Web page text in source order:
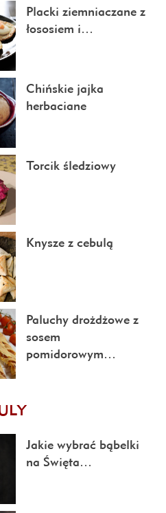
Placki ziemniaczane z
łososiem i…
Chińskie jajka
herbaciane
Torcik śledziowy
Knysze z cebulą
Paluchy drożdżowe z
sosem
pomidorowym…
Jakie wybrać bąbelki
na Święta…